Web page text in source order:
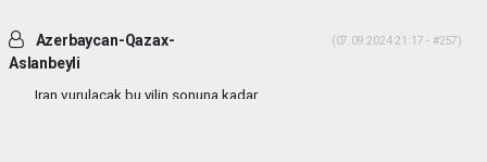
Azerbaycan-Qazax-
Aslanbeyli
(07.09.2024 21:17 - #257)
Iran vurulacak bu yilin sonuna kadar...